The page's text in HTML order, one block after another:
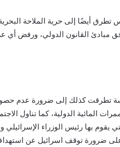
أيضًا إلى حرية الملاحة
مبادئ القانون الدولي، ورفض أي
تطرقت كذلك إلى ضرورة عدم حصول
المائية الدولية، كما تناول
يقوم بها رئيس الوزراء
على ضرورة توقف اسرائيل عن